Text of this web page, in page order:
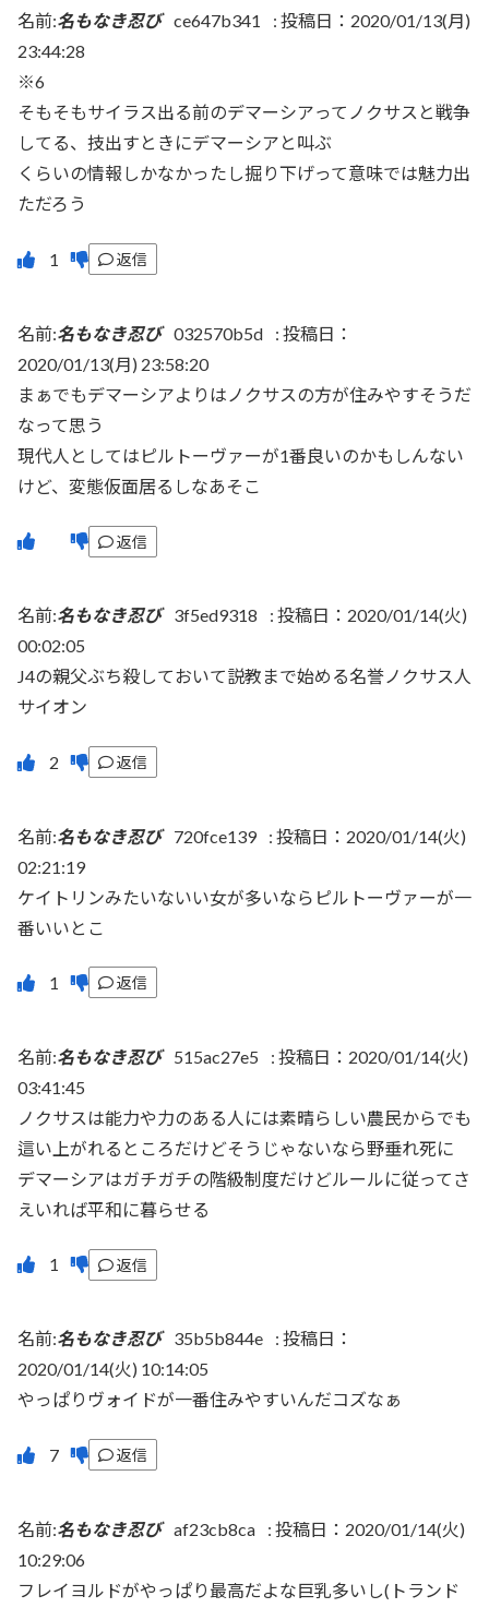
名前:名もなき忍び ce647b341 : 投稿日：2020/01/13(月)
23:44:28
※6
そもそもサイラス出る前のデマーシアってノクサスと戦争
してる、技出すときにデマーシアと叫ぶ
くらいの情報しかなかったし掘り下げって意味では魅力出
ただろう
返信
名前:名もなき忍び 032570b5d : 投稿日：
2020/01/13(月) 23:58:20
まぁでもデマーシアよりはノクサスの方が住みやすそうだ
なって思う
現代人としてはピルトーヴァーが1番良いのかもしんない
けど、変態仮面居るしなあそこ
返信
名前:名もなき忍び 3f5ed9318 : 投稿日：2020/01/14(火)
00:02:05
J4の親父ぶち殺しておいて説教まで始める名誉ノクサス人
サイオン
返信
名前:名もなき忍び 720fce139 : 投稿日：2020/01/14(火)
02:21:19
ケイトリンみたいないい女が多いならピルトーヴァーが一
番いいとこ
返信
名前:名もなき忍び 515ac27e5 : 投稿日：2020/01/14(火)
03:41:45
ノクサスは能力や力のある人には素晴らしい農民からでも
這い上がれるところだけどそうじゃないなら野垂れ死に
デマーシアはガチガチの階級制度だけどルールに従ってさ
えいれば平和に暮らせる
返信
名前:名もなき忍び 35b5b844e : 投稿日：
2020/01/14(火) 10:14:05
やっぱりヴォイドが一番住みやすいんだコズなぁ
返信
名前:名もなき忍び af23cb8ca : 投稿日：2020/01/14(火)
10:29:06
フレイヨルドがやっぱり最高だよな巨乳多いし(トランド